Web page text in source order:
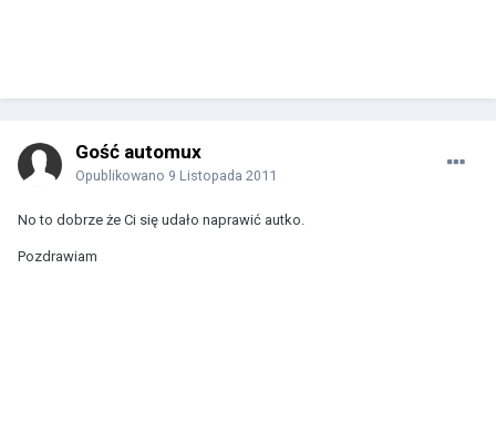
Gość automux
Opublikowano 9 Listopada 2011
No to dobrze że Ci się udało naprawić autko.
Pozdrawiam